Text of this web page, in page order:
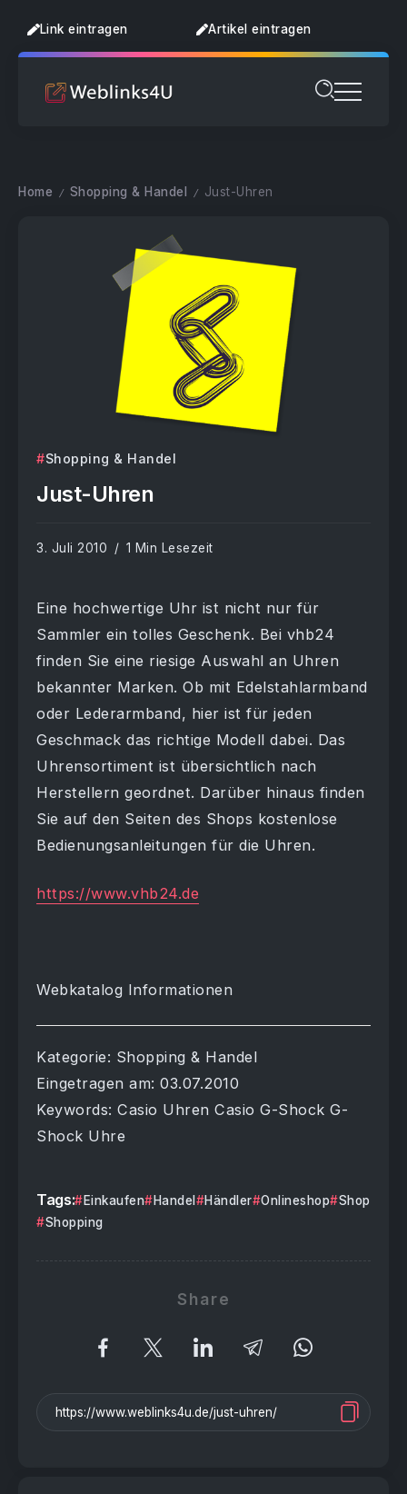
Link eintragen Artikel eintragen
Home / Shopping & Handel / Just-Uhren
Shopping & Handel
Just-Uhren
3. Juli 2010 1 Min Lesezeit
Eine hochwertige Uhr ist nicht nur für
Sammler ein tolles Geschenk. Bei vhb24
finden Sie eine riesige Auswahl an Uhren
bekannter Marken. Ob mit Edelstahlarmband
oder Lederarmband, hier ist für jeden
Geschmack das richtige Modell dabei. Das
Uhrensortiment ist übersichtlich nach
Herstellern geordnet. Darüber hinaus finden
Sie auf den Seiten des Shops kostenlose
Bedienungsanleitungen für die Uhren.
https://www.vhb24.de
Webkatalog Informationen
Kategorie: Shopping & Handel
Eingetragen am: 03.07.2010
Keywords: Casio Uhren Casio G-Shock G-
Shock Uhre
Tags: Einkaufen Handel Händler Onlineshop
Shop
Shopping
Share